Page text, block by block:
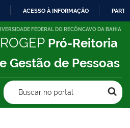
IR
PARA
CONTEÚDO
ACESSO À INFORMAÇÃO
FEDERAL DO RECÔNCAVO DA BAHIA
Pró-Reitoria
Gestão de Pessoas
Buscar no portal